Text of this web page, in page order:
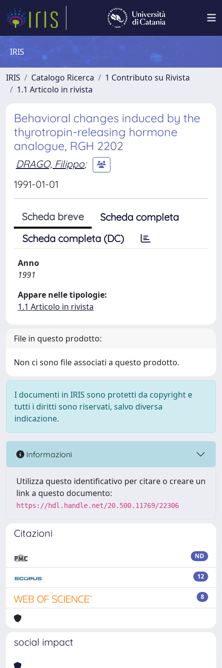
IRIS
IRIS Catalogo Ricerca
1 Contributo su Rivista
1.1 Articolo in rivista
Behavioral changes induced by the
thyrotropin-releasing hormone
analogue, RGH 2202
DRAGO, Filippo;
1991-01-01
Scheda breve
Scheda completa
Scheda completa (DC)
Anno
1991
Appare nelle tipologie:
1.1 Articolo in rivista
File in questo prodotto:
Non ci sono file associati a questo prodotto.
I documenti in IRIS sono protetti da copyright e
tutti i diritti sono riservati, salvo diversa
indicazione.
Informazioni
Utilizza questo identificativo per citare o creare un
link a questo documento:
https://hdl.handle.net/20.500.11769/22306
Citazioni
ND
12
8
social impact